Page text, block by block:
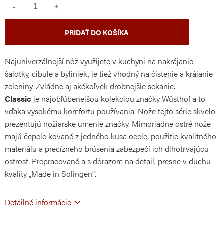
PRIDAŤ DO KOŠÍKA
Najuniverzálnejší nôž využijete v kuchyni na nakrájanie
šalotky, cibule a byliniek, je tiež vhodný na čistenie a krájanie
zeleniny. Zvládne aj akékoľvek drobnejšie sekanie.
Classic je najobľúbenejšou kolekciou značky Wüsthof a to
vďaka vysokému komfortu používania. Nože tejto série skvelo
prezentujú nožiarske umenie značky. Mimoriadne ostré nože
majú čepele kované z jedného kusa ocele, použitie kvalitného
materiálu a precízneho brúsenia zabezpečí ich dlhotrvajúcu
ostrosť. Prepracované a s dôrazom na detail, presne v duchu
kvality „Made in Solingen“.
Detailné informácie